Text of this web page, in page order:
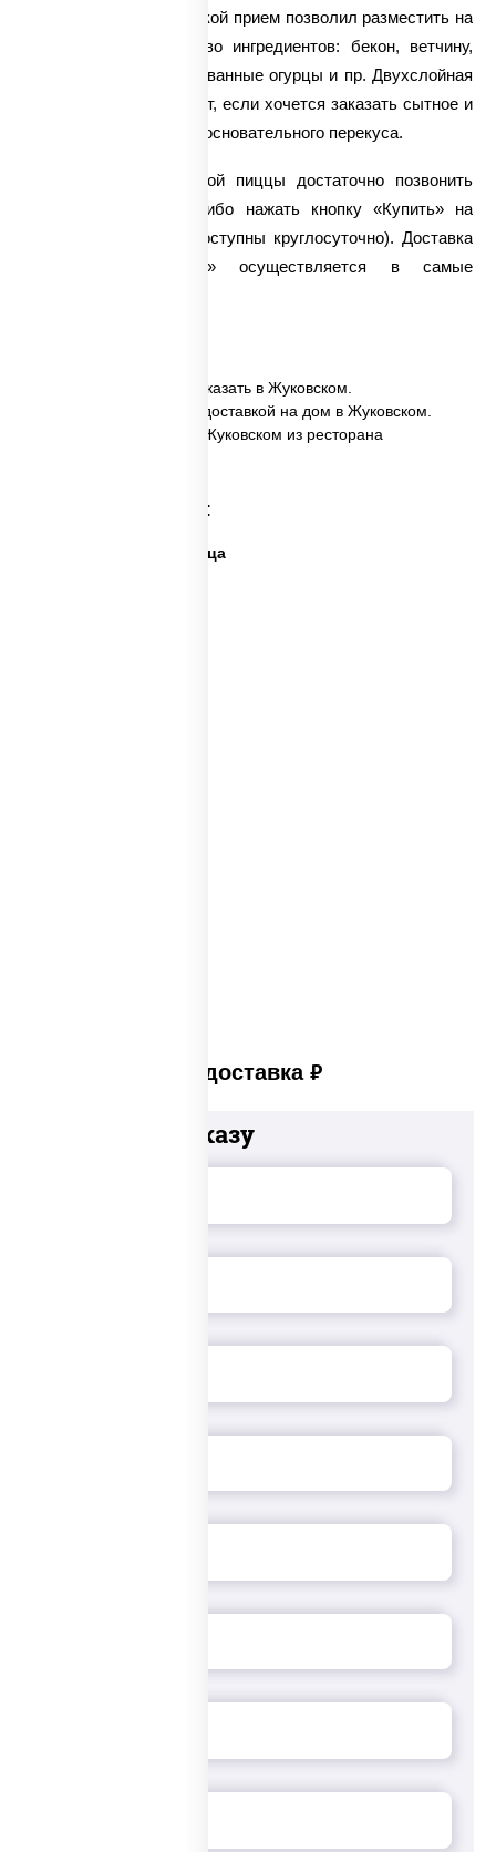
двухслойную пиццу. Такой прием позволил разместить на
тонком тесте множество ингредиентов: бекон, ветчину,
куриную грудку, маринованные огурцы и пр. Двухслойная
пицца отлично подойдет, если хочется заказать сытное и
калорийное блюдо для основательного перекуса.
Для заказа двухслойной пиццы достаточно позвонить
нашим диспетчерам либо нажать кнопку «Купить» на
сайте (оба варианта доступны круглосуточно). Доставка
«Двухслойная» осуществляется в самые
✅ Пицца Двухслойная заказать в Жуковском.
✅ Пицца Двухслойная с доставкой на дом в Жуковском.
✅ Пицца Двухслойная в Жуковском из ресторана
Категории товара:
Дешевая и вкусная пицца
Платная доставка руб
Добавьте к заказу